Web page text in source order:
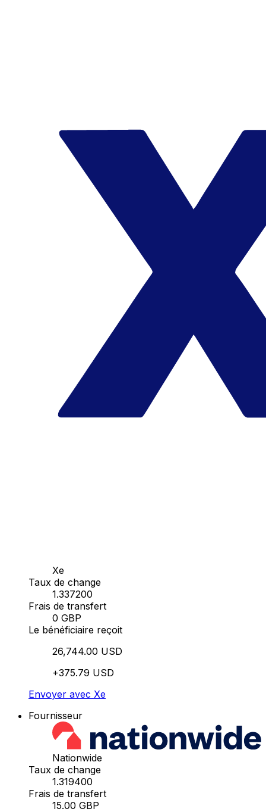
Xe
Taux de change
1.337200
Frais de transfert
0 GBP
Le bénéficiaire reçoit
26,744.00 USD
+375.79 USD
Envoyer avec Xe
Fournisseur
Nationwide
Taux de change
1.319400
Frais de transfert
15.00 GBP